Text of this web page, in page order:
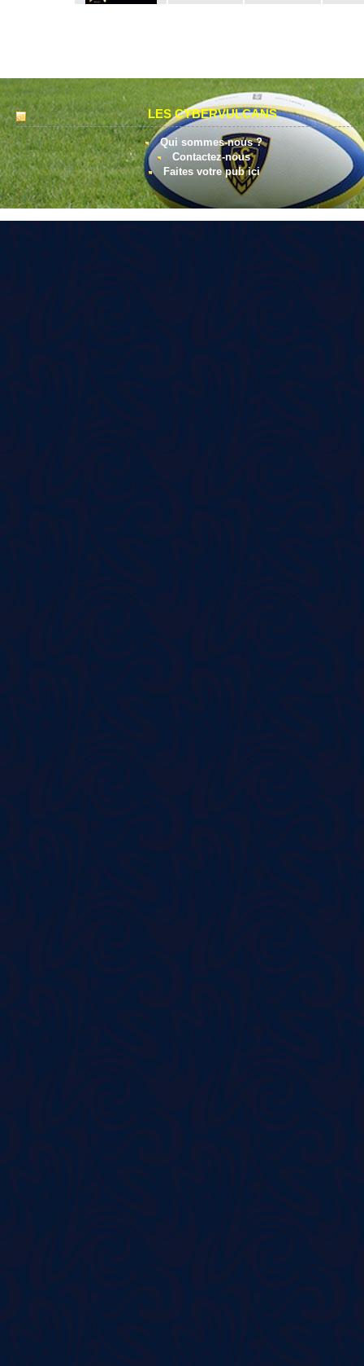
LES CYBERVULCANS
Qui sommes-nous ?
Contactez-nous
Faites votre pub ici